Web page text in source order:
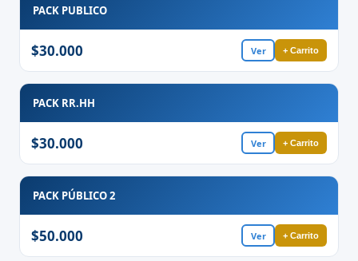
PACK PUBLICO
$30.000 Ver + Carrito
PACK RR.HH
$30.000 Ver + Carrito
PACK PÚBLICO 2
$50.000 Ver + Carrito